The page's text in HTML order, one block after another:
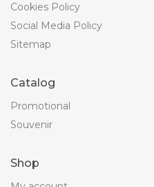
Cookies Policy
Social Media Policy
Sitemap
Catalog
Promotional
Souvenir
Shop